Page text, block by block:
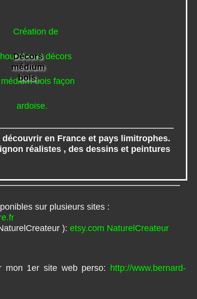
Décors
médium
bois.
en France et pays limitrophes.
réalistes , des dessins et peintures
sur plusieurs sites :
): etsy.com NaturelCreateur
mon 1er site web perso: http://www.bernard-